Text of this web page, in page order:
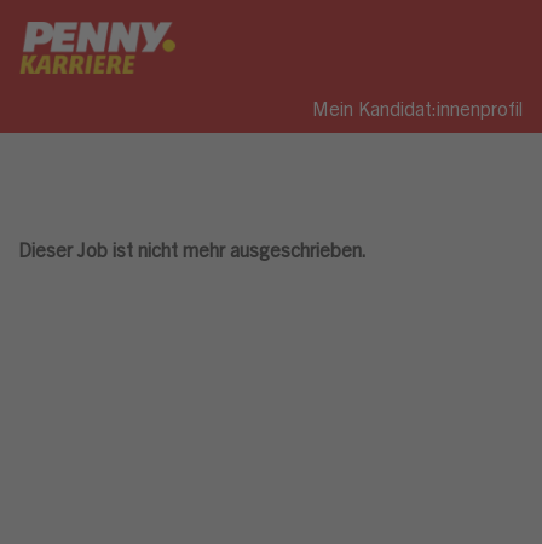
Mein Kandidat:innenprofil
Dieser Job ist nicht mehr ausgeschrieben.